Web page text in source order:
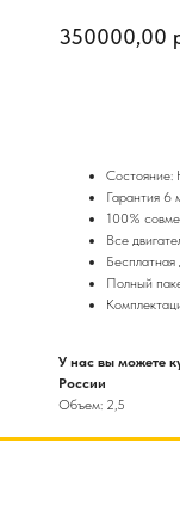
350000,00
Состояние:
Гарантия 6
100%
Все
Бесплатная
Полный
У нас вы можете
России
Объем: 2,5